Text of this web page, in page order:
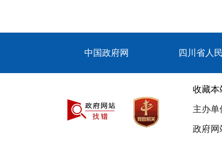
中国政府网 四川省人
收藏本
主办
政府网